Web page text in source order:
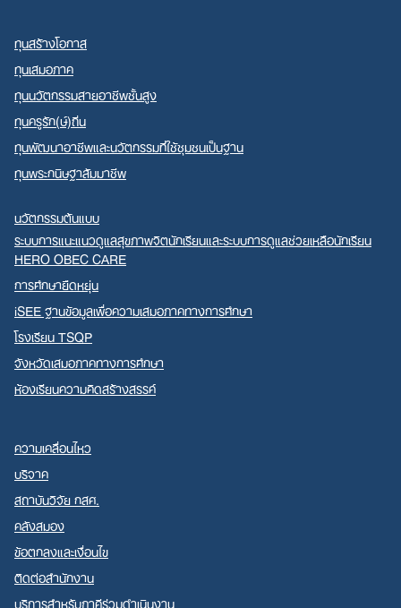
ทุนสร้างโอกาส
ทุนเสมอภาค
ทุนนวัตกรรมสายอาชีพชั้นสูง
ทุนครูรัก(ษ์)ถิ่น
ทุนพัฒนาอาชีพและนวัตกรรมที่ใช้ชุมชนเป็นฐาน
ทุนพระกนิษฐาสัมมาชีพ
นวัตกรรมต้นแบบ
ระบบการแนะแนวดูแลสุขภาพจิตนักเรียนและระบบการดูแลช่วยเหลือนักเรียน
HERO OBEC CARE
การศึกษายืดหยุ่น
iSEE ฐานข้อมูลเพื่อความเสมอภาคทางการศึกษา
โรงเรียน TSQP
จังหวัดเสมอภาคทางการศึกษา
ห้องเรียนความคิดสร้างสรรค์
ความเคลื่อนไหว
บริจาค
สถาบันวิจัย กสศ.
คลังสมอง
ข้อตกลงและเงื่อนไข
ติดต่อสำนักงาน
บริการสำหรับภาคีร่วมดำเนินงาน